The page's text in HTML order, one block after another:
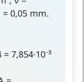
= 0,05 mm.
7,854·10⁻³